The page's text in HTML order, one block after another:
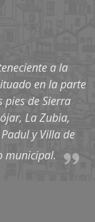
a la
en la parte
pies de Sierra
La Zubia,
y Villa de
municipal.